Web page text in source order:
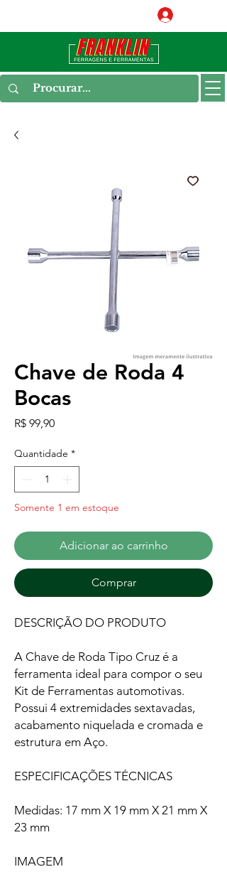
Chave de Roda 4
Bocas
R$ 99,90Preço
Quantidade *
Somente 1 em estoque
Adicionar ao carrinho
Comprar
DESCRIÇÃO DO PRODUTO
A Chave de Roda Tipo Cruz é a
ferramenta ideal para compor o seu
Kit de Ferramentas automotivas.
Possui 4 extremidades sextavadas,
acabamento niquelada e cromada e
estrutura em Aço.
ESPECIFICAÇÕES TÉCNICAS
Medidas: 17 mm X 19 mm X 21 mm X
23 mm
IMAGEM